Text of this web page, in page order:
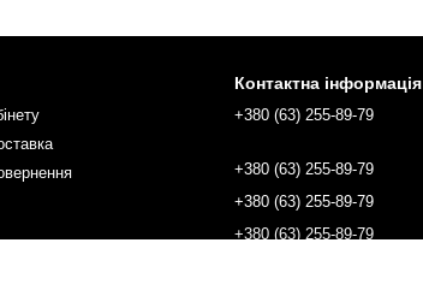
Контактна інформація
+380 (63) 255-89-79
+380 (63) 255-89-79
+380 (63) 255-89-79
+380 (63) 255-89-79